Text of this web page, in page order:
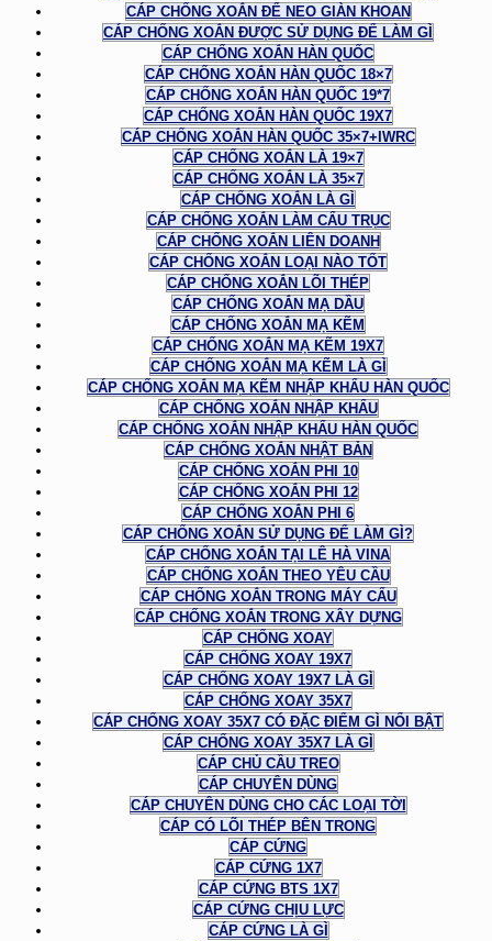
CÁP CHỐNG XOẮN ĐỂ NEO GIÀN KHOAN
CÁP CHỐNG XOẮN ĐƯỢC SỬ DỤNG ĐỂ LÀM GÌ
CÁP CHỐNG XOẮN HÀN QUỐC
CÁP CHỐNG XOẮN HÀN QUỐC 18×7
CÁP CHỐNG XOẮN HÀN QUỐC 19*7
CÁP CHỐNG XOẮN HÀN QUỐC 19X7
CÁP CHỐNG XOẮN HÀN QUỐC 35×7+IWRC
CÁP CHỐNG XOẮN LÀ 19×7
CÁP CHỐNG XOẮN LÀ 35×7
CÁP CHỐNG XOẮN LÀ GÌ
CÁP CHỐNG XOẮN LÀM CẨU TRỤC
CÁP CHỐNG XOẮN LIÊN DOANH
CÁP CHỐNG XOẮN LOẠI NÀO TỐT
CÁP CHỐNG XOẮN LÕI THÉP
CÁP CHỐNG XOẮN MẠ DẦU
CÁP CHỐNG XOẮN MẠ KẼM
CÁP CHỐNG XOẮN MẠ KẼM 19X7
CÁP CHỐNG XOẮN MẠ KẼM LÀ GÌ
CÁP CHỐNG XOẮN MẠ KẼM NHẬP KHẨU HÀN QUỐC
CÁP CHỐNG XOẮN NHẬP KHẨU
CÁP CHỐNG XOẮN NHẬP KHẨU HÀN QUỐC
CÁP CHỐNG XOẮN NHẬT BẢN
CÁP CHỐNG XOẮN PHI 10
CÁP CHỐNG XOẮN PHI 12
CÁP CHỐNG XOẮN PHI 6
CÁP CHỐNG XOẮN SỬ DỤNG ĐỂ LÀM GÌ?
CÁP CHỐNG XOẮN TẠI LÊ HÀ VINA
CÁP CHỐNG XOẮN THEO YÊU CẦU
CÁP CHỐNG XOẮN TRONG MÁY CẨU
CÁP CHỐNG XOẮN TRONG XÂY DỰNG
CÁP CHỐNG XOAY
CÁP CHỐNG XOAY 19X7
CÁP CHỐNG XOAY 19X7 LÀ GÌ
CÁP CHỐNG XOAY 35X7
CÁP CHỐNG XOAY 35X7 CÓ ĐẶC ĐIỂM GÌ NỔI BẬT
CÁP CHỐNG XOAY 35X7 LÀ GÌ
CÁP CHỦ CẦU TREO
CÁP CHUYÊN DÙNG
CÁP CHUYÊN DÙNG CHO CÁC LOẠI TỜI
CÁP CÓ LÕI THÉP BÊN TRONG
CÁP CỨNG
CÁP CỨNG 1X7
CÁP CỨNG BTS 1X7
CÁP CỨNG CHỊU LỰC
CÁP CỨNG LÀ GÌ